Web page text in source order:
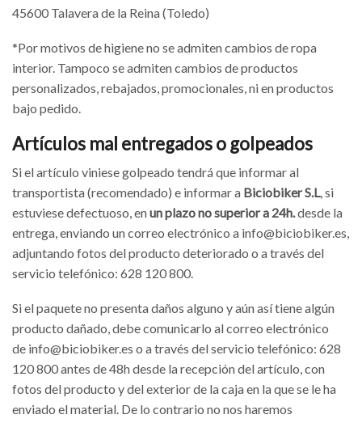
45600 Talavera de la Reina (Toledo)
*Por motivos de higiene no se admiten cambios de ropa
interior. Tampoco se admiten cambios de productos
personalizados, rebajados, promocionales, ni en productos
bajo pedido.
Artículos mal entregados o golpeados
Si el artículo viniese golpeado tendrá que informar al
transportista (recomendado) e informar a Biciobiker S.L, si
estuviese defectuoso, enun plazo no superior a 24h.desde la
entrega, enviando un correo electrónico a info@biciobiker.es,
adjuntando fotos del producto deteriorado o a través del
servicio telefónico: 628 120 800.
Si el paquete no presenta daños alguno y aún así tiene algún
producto dañado, debe comunicarlo al correo electrónico
de info@biciobiker.es o a través del servicio telefónico: 628
120 800 antes de 48h desde la recepción del artículo, con
fotos del producto y del exterior de la caja en la que se le ha
enviado el material. De lo contrario no nos haremos